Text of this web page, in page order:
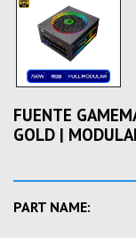
FUENTE
GOLD |
PART NAME: